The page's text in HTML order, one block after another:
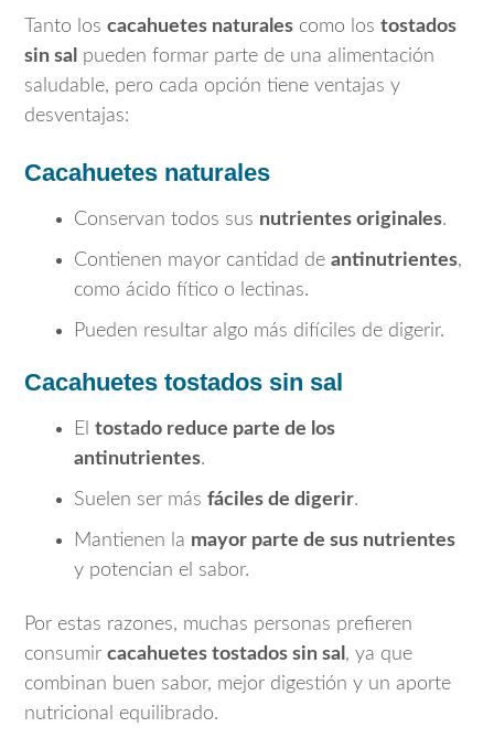
Tanto los cacahuetes naturales como los tostados
sin sal pueden formar parte de una alimentación
saludable, pero cada opción tiene ventajas y
desventajas:
Cacahuetes naturales
Conservan todos sus nutrientes originales.
Contienen mayor cantidad de antinutrientes,
como ácido fítico o lectinas.
Pueden resultar algo más difíciles de digerir.
Cacahuetes tostados sin sal
El tostado reduce parte de los
antinutrientes.
Suelen ser más fáciles de digerir.
Mantienen la mayor parte de sus nutrientes
y potencian el sabor.
Por estas razones, muchas personas prefieren
consumir cacahuetes tostados sin sal , ya que
combinan buen sabor, mejor digestión y un aporte
nutricional equilibrado.